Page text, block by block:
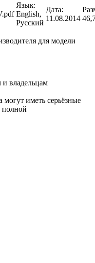
Язык:
English,
Русский
Дата:
11.08.2014
для модели
и владельцам
иметь серьёзные
полной